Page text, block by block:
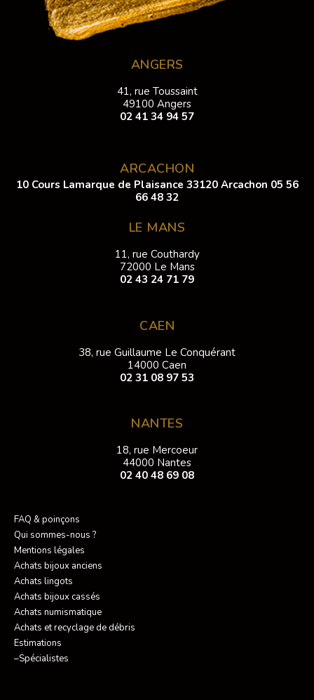
ANGERS
41, rue Toussaint
49100 Angers
02 41 34 94 57
ARCACHON
10 Cours Lamarque de Plaisance 33120 Arcachon 05 56
66 48 32
LE MANS
11, rue Couthardy
72000 Le Mans
02 43 24 71 79
CAEN
38, rue Guillaume Le Conquérant
14000 Caen
02 31 08 97 53
NANTES
18, rue Mercoeur
44000 Nantes
02 40 48 69 08
FAQ & poinçons
Qui sommes-nous ?
Mentions légales
Achats bijoux anciens
Achats lingots
Achats bijoux cassés
Achats numismatique
Achats et recyclage de débris
Estimations
–Spécialistes